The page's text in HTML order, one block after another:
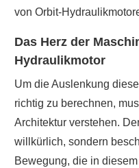
von Orbit-
Das Herz der
Hydraulikmotor
Um die Auslenkung
richtig zu berechnen,
Architektur verstehen.
willkürlich, sondern
Bewegung, die in